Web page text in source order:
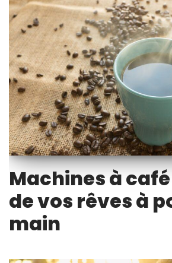
Machines à café
de vos rêves à
main